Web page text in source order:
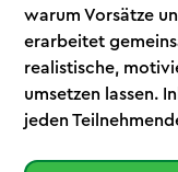
warum Vorsätze
erarbeitet
realistische,
umsetzen lassen.
jeden